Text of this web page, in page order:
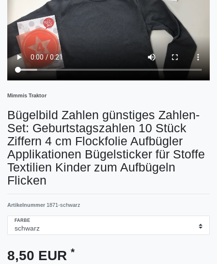
Mimmis Traktor
Bügelbild Zahlen günstiges Zahlen-
Set: Geburtstagszahlen 10 Stück
Ziffern 4 cm Flockfolie Aufbügler
Applikationen Bügelsticker für Stoffe
Textilien Kinder zum Aufbügeln
Flicken
Artikelnummer 1871-schwarz
FARBE
8,50 EUR *